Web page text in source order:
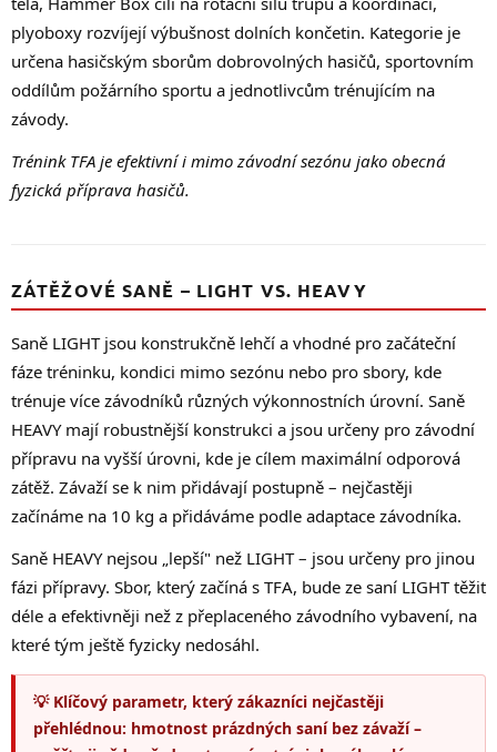
plyoboxy rozvíjejí výbušnost dolních končetin. Kategorie je
určena hasičským sborům dobrovolných hasičů, sportovním
oddílům požárního sportu a jednotlivcům trénujícím na
závody.
Trénink TFA je efektivní i mimo závodní sezónu jako obecná
fyzická příprava hasičů.
ZÁTĚŽOVÉ SANĚ – LIGHT VS. HEAVY
Saně LIGHT jsou konstrukčně lehčí a vhodné pro začáteční
fáze tréninku, kondici mimo sezónu nebo pro sbory, kde
trénuje více závodníků různých výkonnostních úrovní. Saně
HEAVY mají robustnější konstrukci a jsou určeny pro závodní
přípravu na vyšší úrovni, kde je cílem maximální odporová
zátěž. Závaží se k nim přidávají postupně – nejčastěji
začínáme na 10 kg a přidáváme podle adaptace závodníka.
Saně HEAVY nejsou „lepší" než LIGHT – jsou určeny pro jinou
fázi přípravy. Sbor, který začíná s TFA, bude ze saní LIGHT těžit
déle a efektivněji než z přeplaceného závodního vybavení, na
které tým ještě fyzicky nedosáhl.
💡 Klíčový parametr, který zákazníci nejčastěji
přehlédnou: hmotnost prázdných saní bez závaží –